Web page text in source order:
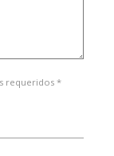
requeridos *